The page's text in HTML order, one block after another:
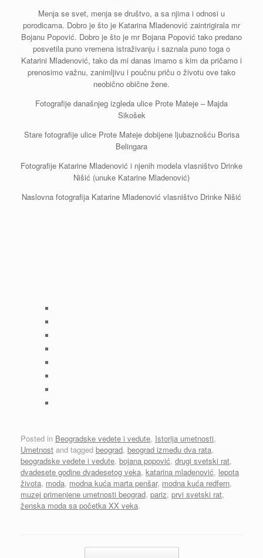
Menja se svet, menja se društvo, a sa njima i odnosi u
porodicama. Dobro je što je Katarina Mladenović zaintrigirala mr
Bojanu Popović. Dobro je što je mr Bojana Popović tako predano
posvetila puno vremena istraživanju i saznala puno toga o
Katarini Mladenović, tako da mi danas imamo s kim da pričamo i
prenosimo važnu, zanimljivu i poučnu priču o životu ove tako
neobično obične žene.
Fotografije današnjeg izgleda ulice Prote Mateje – Majda
Sikošek
Stare fotografije ulice Prote Mateje dobijene ljubaznošću Borisa
Belingara
Fotografije Katarine Mladenović i njenih modela vlasništvo Drinke
Nišić (unuke Katarine Mladenović)
Naslovna fotografija Katarine Mladenović vlasništvo Drinke Nišić
Posted in Beogradske vedete i vedute, Istorija umetnosti,
Umetnost and tagged beograd, beograd između dva rata,
beogradske vedete i vedute, bojana popović, drugi svetski rat,
dvadesete godine dvadesetog veka, katarina mladenović, lepota
života, moda, modna kuća marta penšar, modna kuća redfern,
muzej primenjene umetnosti beograd, pariz, prvi svetski rat,
ženska moda sa početka XX veka.